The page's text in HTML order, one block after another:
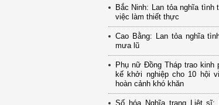
Bắc Ninh: Lan tỏa nghĩa tình
việc làm thiết thực
Cao Bằng: Lan tỏa nghĩa
mưa lũ
Phụ nữ Đồng Tháp trao kinh
kế khởi nghiệp cho 10 hội
hoàn cảnh khó khăn
Số hóa Nghĩa trang Liệt sĩ: